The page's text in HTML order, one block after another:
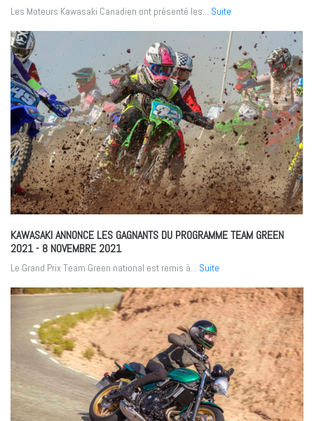
Les Moteurs Kawasaki Canadien ont présenté les... Suite
KAWASAKI ANNONCE LES GAGNANTS DU PROGRAMME TEAM GREEN
2021- 8 NOVEMBRE 2021
Le Grand Prix Team Green national est remis à... Suite